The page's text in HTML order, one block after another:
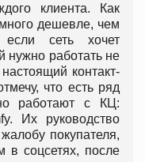
клиента. Как
дешевле, чем
если сеть хочет
нужно работать не
контакт-
что есть ряд
работают с КЦ:
Их руководство
покупателя,
в соцсетях, после